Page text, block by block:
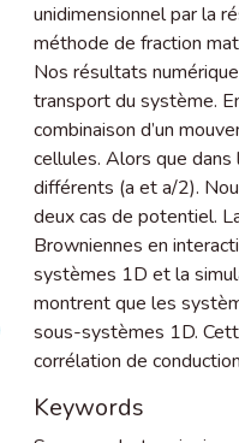
unidimensionnel par la
méthode de fraction
Nos résultats
transport du système.
combinaison d’un
cellules. Alors que
différents (a et a/2).
deux cas de potentiel.
Browniennes en
systèmes 1D et la
montrent que les
sous-systèmes 1D.
corrélation de
Keywords